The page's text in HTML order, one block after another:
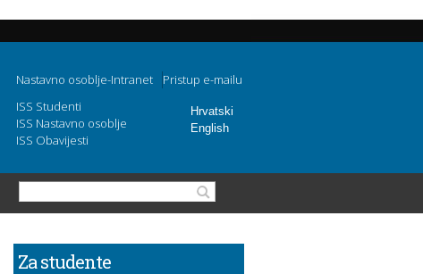
Hrvatski
English
Nastavno osoblje-Intranet
Pristup e-mailu
ISS Studenti
ISS Nastavno osoblje
ISS Obavijesti
Obrazac pretraživanja
Za studente